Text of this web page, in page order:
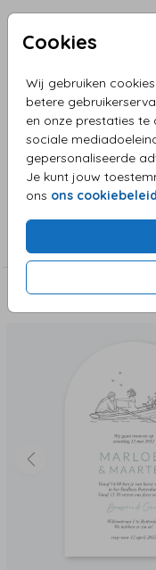
Cookies
Wij gebruiken
betere
en onze prestaties te
sociale
gepersonaliseerde
Je kunt jouw
ons ons cookiebeleid
Omschrijving
Rond geboortekaartje
prachtige
Bijzondere vorm in